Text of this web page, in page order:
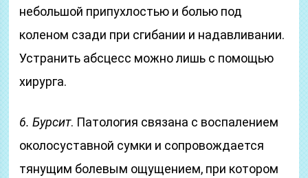
небольшой припухлостью и болью под
коленом сзади при сгибании и надавливании.
Устранить абсцесс можно лишь с помощью
хирурга.
6. Бурсит. Патология связана с воспалением
околосуставной сумки и сопровождается
тянущим болевым ощущением, при котором